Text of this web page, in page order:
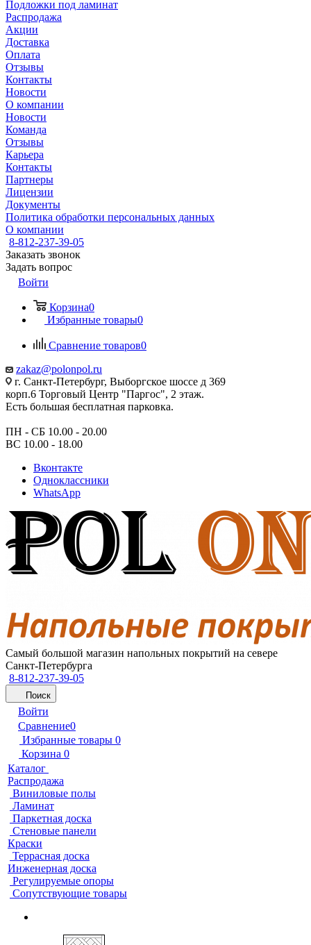
Подложки под ламинат
Распродажа
Акции
Доставка
Оплата
Отзывы
Контакты
Новости
О компании
Новости
Команда
Отзывы
Карьера
Контакты
Партнеры
Лицензии
Документы
Политика обработки персональных данных
О компании
8-812-237-39-05
Заказать звонок
Задать вопрос
Войти
Корзина0
Избранные товары0
Сравнение товаров0
zakaz@polonpol.ru
г. Санкт-Петербург, Выборгское шоссе д 369
корп.6 Торговый Центр "Паргос", 2 этаж.
Есть большая бесплатная парковка.
ПН - СБ 10.00 - 20.00
ВС 10.00 - 18.00
Вконтакте
Одноклассники
WhatsApp
Самый большой магазин напольных покрытий на севере
Санкт-Петербурга
8-812-237-39-05
Поиск
Войти
Сравнение0
Избранные товары 0
Корзина 0
Каталог
Распродажа
Виниловые полы
Ламинат
Паркетная доска
Стеновые панели
Краски
Террасная доска
Инженерная доска
Регулируемые опоры
Сопутствующие товары